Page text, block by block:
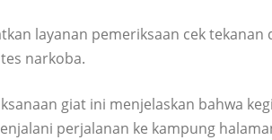
layanan pemeriksaan cek tekanan
narkoba.
giat ini menjelaskan bahwa
perjalanan ke kampung